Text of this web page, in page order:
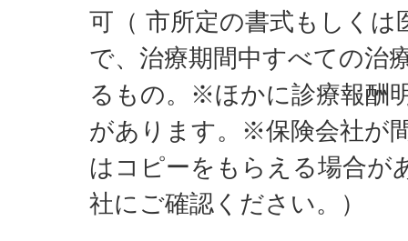
可（ 市所定の書式もしくは
で、治療期間中すべての治
るもの。※ほかに診療報酬
があります。※保険会社が
はコピーをもらえる場合が
社にご確認ください。）